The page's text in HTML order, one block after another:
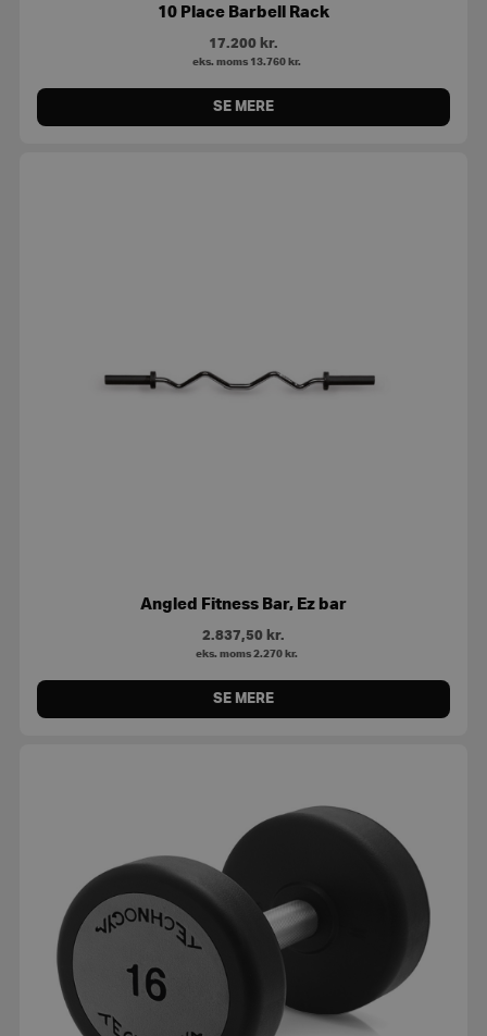
10 Place Barbell Rack
17.200 kr.
eks. moms 13.760 kr.
SE MERE
Angled Fitness Bar, Ez bar
2.837,50 kr.
eks. moms 2.270 kr.
SE MERE